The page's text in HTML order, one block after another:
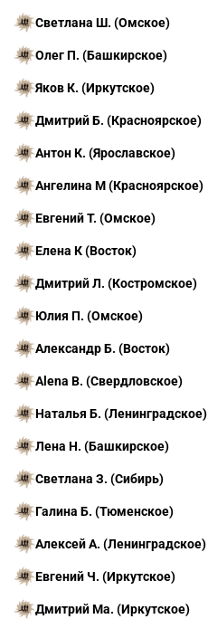
Светлана Ш. (Омское)
Олег П. (Башкирское)
Яков К. (Иркутское)
Дмитрий Б. (Красноярское)
Антон К. (Ярославское)
Ангелина М (Красноярское)
Евгений Т. (Омское)
Елена К (Восток)
Дмитрий Л. (Костромское)
Юлия П. (Омское)
Александр Б. (Восток)
Alena B. (Свердловское)
Наталья Б. (Ленинградское)
Лена Н. (Башкирское)
Светлана З. (Сибирь)
Галина Б. (Тюменское)
Алексей А. (Ленинградское)
Евгений Ч. (Иркутское)
Дмитрий Ма. (Иркутское)